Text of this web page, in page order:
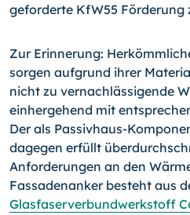
geforderte KfW55 Förderung
Zur Erinnerung:
sorgen aufgrund ihrer
nicht zu vernachlässigende
einhergehend mit
Der als Passivhaus-
dagegen erfüllt
Anforderungen an den
Fassadenanker besteht aus
Glasfaserverbundwerkstoff